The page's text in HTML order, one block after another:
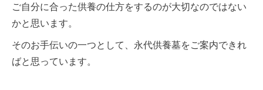
ご自分に合った供養の仕方をするのが大切なのではない
かと思います。
そのお手伝いの一つとして、永代供養墓をご案内できれ
ばと思っています。